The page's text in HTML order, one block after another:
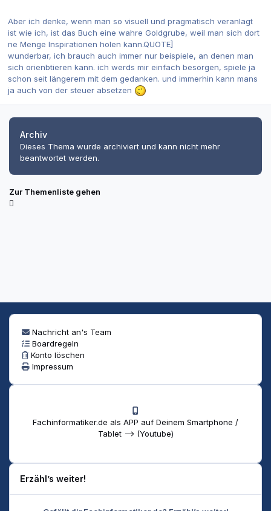
Aber ich denke, wenn man so visuell und pragmatisch veranlagt
ist wie ich, ist das Buch eine wahre Goldgrube, weil man sich dort
ne Menge Inspirationen holen kann.QUOTE]
wunderbar, ich brauch auch immer nur beispiele, an denen man
sich orienbtieren kann. ich werds mir einfach besorgen, spiele ja
schon seit längerem mit dem gedanken. und immerhin kann mans
ja auch von der steuer absetzen
Archiv
Dieses Thema wurde archiviert und kann nicht mehr
beantwortet werden.
Zur Themenliste gehen
Nachricht an's Team
Boardregeln
Konto löschen
Impressum
Fachinformatiker.de als APP auf Deinem Smartphone /
Tablet --> (Youtube)
Erzähl’s weiter!